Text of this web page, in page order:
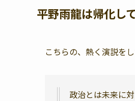
平野雨龍は帰化し
こちらの、熱く演説を
政治とは未来に